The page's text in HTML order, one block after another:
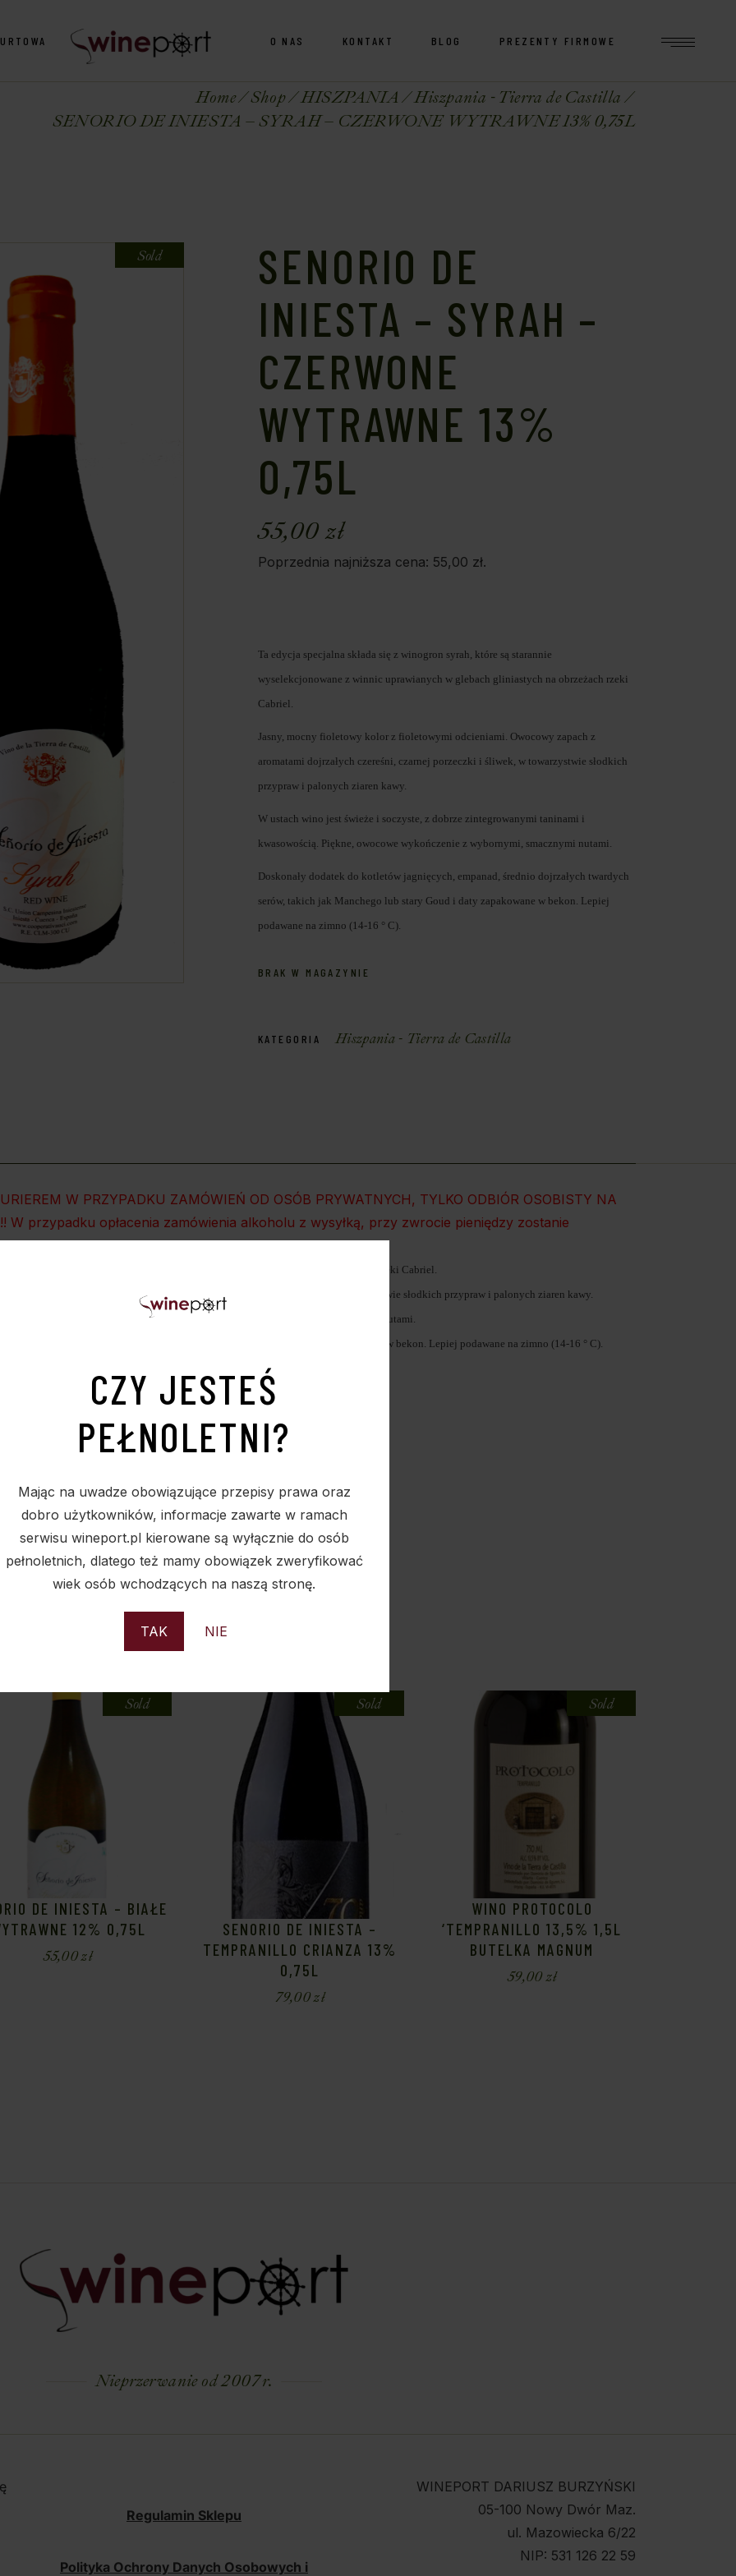
CZY JESTEŚ
PEŁNOLETNI?
Mając na uwadze obowiązujące przepisy prawa oraz
dobro użytkowników, informacje zawarte w ramach
serwisu wineport.pl kierowane są wyłącznie do osób
pełnoletnich, dlatego też mamy obowiązek zweryfikować
wiek osób wchodzących na naszą stronę.
TAK NIE
O NAS KONTAKT BLOG PREZENTY FIRMOWE
Home Shop HISZPANIA
Hiszpania - Tierra de Castilla
SENORIO DE INIESTA – SYRAH – CZERWONE WYTRAWNE 13% 0,75L
Sold
SENORIO DE
INIESTA – SYRAH –
CZERWONE
WYTRAWNE 13%
0,75L
55,00zł
Poprzednia najniższa cena: 55,00 zł.
Ta edycja specjalna składa się z winogron syrah, które są starannie
wyselekcjonowane z winnic uprawianych w glebach gliniastych na obrzeżach rzeki
Cabriel.
Jasny, mocny fioletowy kolor z fioletowymi odcieniami. Owocowy zapach z
aromatami dojrzałych czereśni, czarnej porzeczki i śliwek, w towarzystwie słodkich
przypraw i palonych ziaren kawy.
W ustach wino jest świeże i soczyste, z dobrze zintegrowanymi taninami i
kwasowością. Piękne, owocowe wykończenie z wybornymi, smacznymi nutami.
Doskonały dodatek do kotletów jagnięcych, empanad, średnio dojrzałych twardych
serów, takich jak Manchego lub stary Goud i daty zapakowane w bekon. Lepiej
podawane na zimno (14-16 ° C).
BRAK W MAGAZYNIE
KATEGORIA Hiszpania - Tierra de Castilla
W PRZYPADKU ZAMÓWIEŃ OD OSÓB PRYWATNYCH, TYLKO ODBIÓR OSOBISTY NA
W przypadku opłacenia zamówienia alkoholu z wysyłką, przy zwrocie pieniędzy zostanie
wyselekcjonowane z winnic uprawianych w glebach gliniastych na obrzeżach rzeki Cabriel.
zapach z aromatami dojrzałych czereśni, czarnej porzeczki i śliwek, w towarzystwie słodkich przypraw i palonych ziaren kawy.
taninami i kwasowością. Piękne, owocowe wykończenie z wybornymi, smacznymi nutami.
dojrzałych twardych serów, takich jak Manchego lub stary Goud i daty zapakowane w bekon. Lepiej podawane na zimno (14-16 ° C).
PODOBNE PRODUKTY
Sold
DE INIESTA – BIAŁE
12% 0,75L
55,00zł
Sold
SENORIO DE INIESTA –
TEMPRANILLO CRIANZA 13%
0,75L
79,00zł
Sold
WINO PROTOCOLO
‘TEMPRANILLO 13,5% 1,5L
BUTELKA MAGNUM
59,00zł
Nieprzerwanie od 2007 r.
Regulamin Sklepu
Polityka Ochrony Danych Osobowych i
WINEPORT DARIUSZ BURZYŃSKI
05-100 Nowy Dwór Maz.
ul. Mazowiecka 6/22
NIP: 531 126 22 59